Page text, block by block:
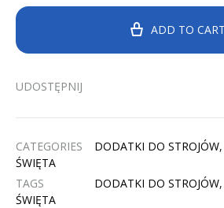
ADD TO CART
UDOSTĘPNIJ
CATEGORIES DODATKI DO STROJÓW,
ŚWIĘTA
TAGS
DODATKI DO STROJÓW,
ŚWIĘTA